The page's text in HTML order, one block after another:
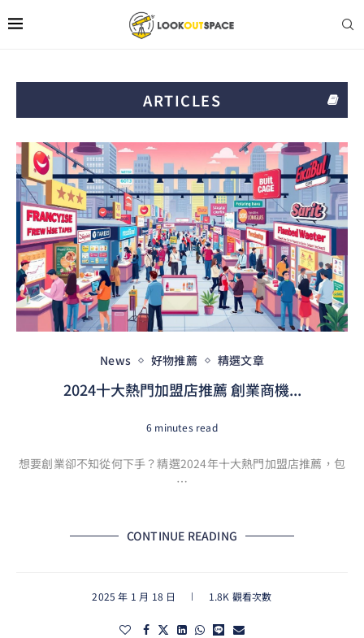
ARTICLES
News 好物推薦 精選文章
2024十大熱門加盟店推薦 創業商機...
6 minutes read
想要創業卻不知從何下手？精選2024年十大熱門加盟店推薦，包
…
CONTINUE READING
2025 年 1 月 18 日 1.8K 觀看次數